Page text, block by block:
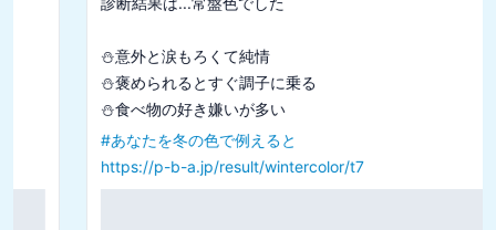
⛄️意外と涙もろくて純情
⛄️褒められるとすぐ調子に乗る
⛄️食べ物の好き嫌いが多い
あなたを冬の色で例えると
https://p-b-a.jp/result/wintercolor/t7